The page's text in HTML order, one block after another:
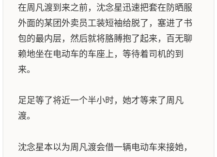
在周凡渡到来之前，沈念星迅速把套在防晒服
外面的某团外卖员工装短袖给脱了，塞进了书
包的最内层，然后就将胳膊抱了起来，百无聊
赖地坐在电动车的车座上，等待着司机的到
来。
足足等了将近一个半小时，她才等来了周凡
渡。
沈念星本以为周凡渡会借一辆电动车来接她，